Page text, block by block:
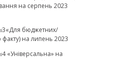
на серпень 2023
бюджетних/
на липень 2023
«Універсальна» на